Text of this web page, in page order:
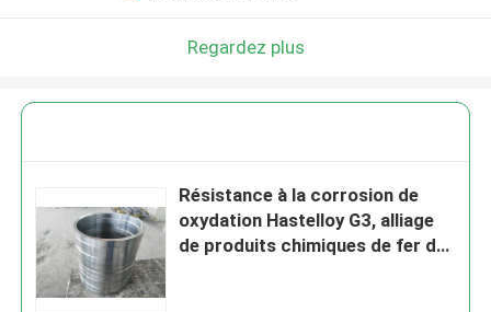
Regardez plus
Résistance à la corrosion de
oxydation Hastelloy G3, alliage
de produits chimiques de fer de